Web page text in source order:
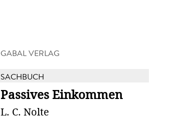
GABAL VERLAG
SACHBUCH
Passives Einkommen
L. C. Nolte